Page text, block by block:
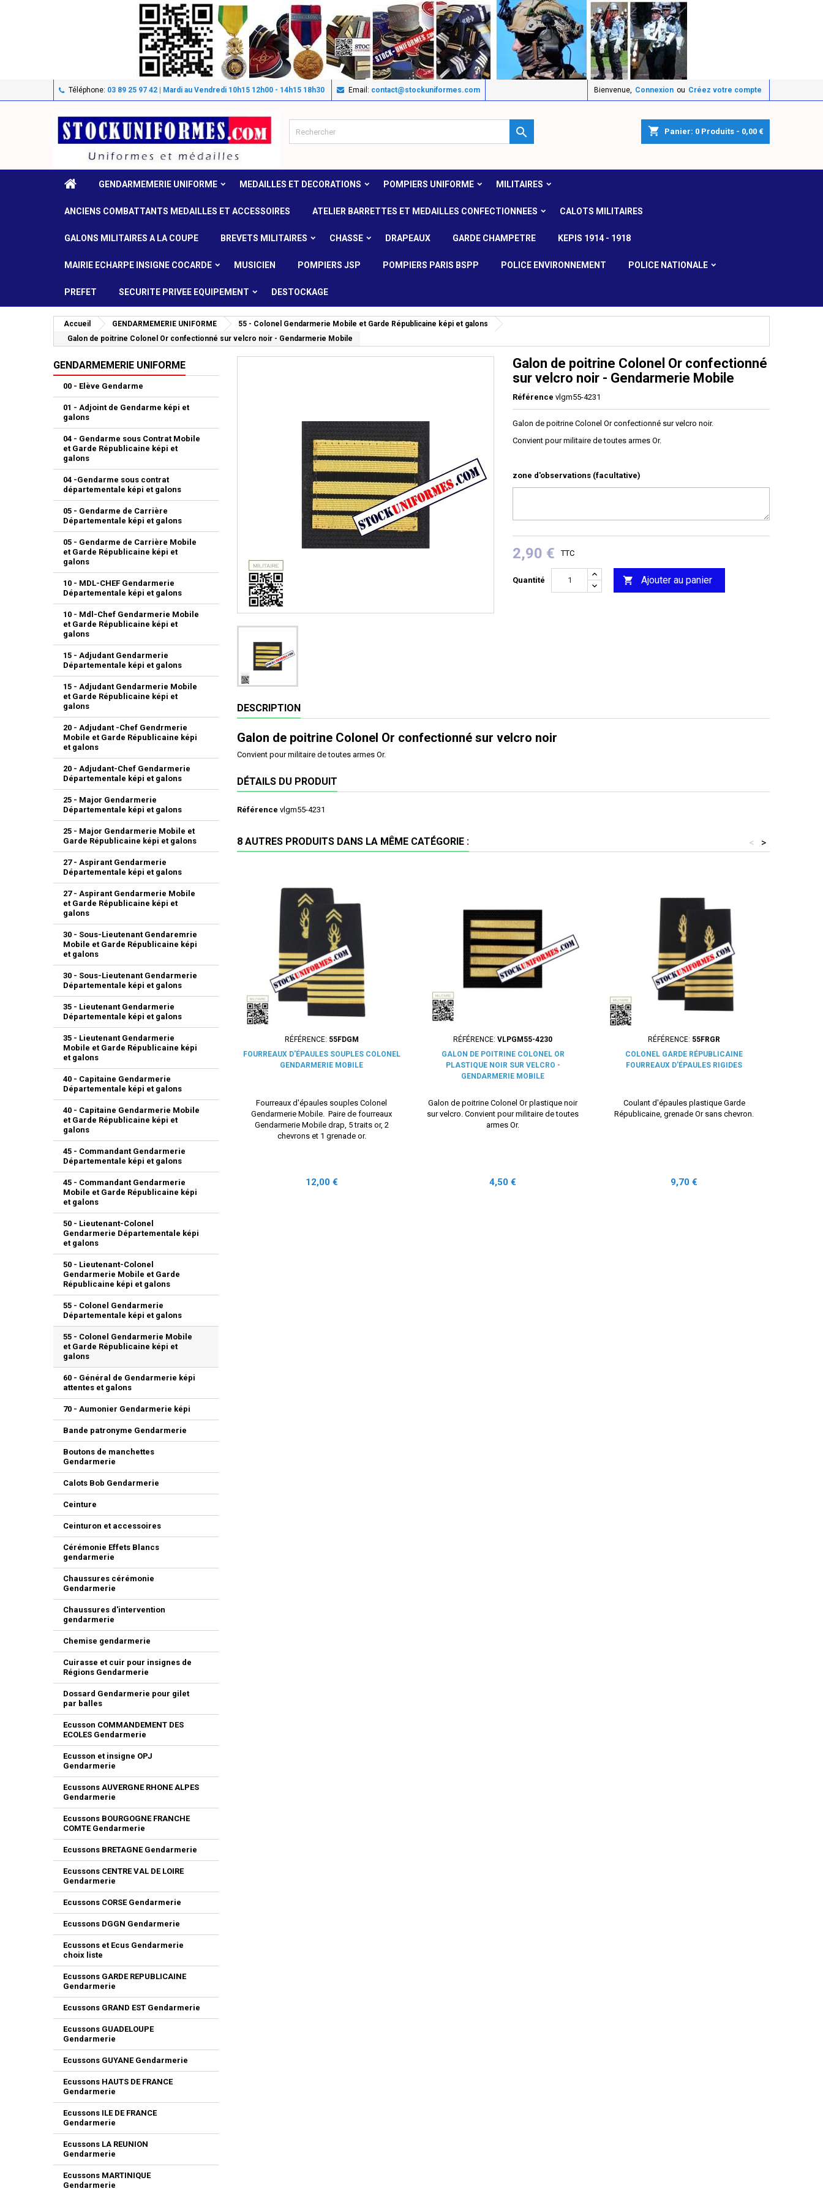
Téléphone: 03 89 25 97 42 | Mardi au Vendredi 10h15 12h00 - 14h15 18h30 Email: contact@stockuniformes.com Bienvenue, Connexion ou Créez votre compte
shopping_cart Panier: 0 Produits - 0,00 €

GENDARMEMERIE UNIFORME MEDAILLES ET DECORATIONS POMPIERS UNIFORME MILITAIRES
ANCIENS COMBATTANTS MEDAILLES ET ACCESSOIRES ATELIER BARRETTES ET MEDAILLES CONFECTIONNEES CALOTS MILITAIRES
GALONS MILITAIRES A LA COUPE BREVETS MILITAIRES CHASSE DRAPEAUX GARDE CHAMPETRE KEPIS 1914 - 1918
MAIRIE ECHARPE INSIGNE COCARDE MUSICIEN POMPIERS JSP POMPIERS PARIS BSPP POLICE ENVIRONNEMENT POLICE NATIONALE
PREFET SECURITE PRIVEE EQUIPEMENT DESTOCKAGE
Accueil GENDARMEMERIE UNIFORME
55 - Colonel Gendarmerie Mobile et Garde Républicaine képi et galons
Galon de poitrine Colonel Or confectionné sur velcro noir - Gendarmerie Mobile
GENDARMEMERIE UNIFORME
00 - Elève Gendarme
01 - Adjoint de Gendarme képi et
galons
04 - Gendarme sous Contrat Mobile
et Garde Républicaine képi et
galons
04 -Gendarme sous contrat
départementale képi et galons
05 - Gendarme de Carrière
Départementale képi et galons
05 - Gendarme de Carrière Mobile
et Garde Républicaine képi et
galons
10 - MDL-CHEF Gendarmerie
Départementale képi et galons
10 - Mdl-Chef Gendarmerie Mobile
et Garde Républicaine képi et
galons
15 - Adjudant Gendarmerie
Départementale képi et galons
15 - Adjudant Gendarmerie Mobile
et Garde Républicaine képi et
galons
20 - Adjudant -Chef Gendrmerie
Mobile et Garde Républicaine képi
et galons
20 - Adjudant-Chef Gendarmerie
Départementale képi et galons
25 - Major Gendarmerie
Départementale képi et galons
25 - Major Gendarmerie Mobile et
Garde Républicaine képi et galons
27 - Aspirant Gendarmerie
Départementale képi et galons
27 - Aspirant Gendarmerie Mobile
et Garde Républicaine képi et
galons
30 - Sous-Lieutenant Gendaremrie
Mobile et Garde Républicaine képi
et galons
30 - Sous-Lieutenant Gendarmerie
Départementale képi et galons
35 - Lieutenant Gendarmerie
Départementale képi et galons
35 - Lieutenant Gendarmerie
Mobile et Garde Républicaine képi
et galons
40 - Capitaine Gendarmerie
Départementale képi et galons
40 - Capitaine Gendarmerie Mobile
et Garde Républicaine képi et
galons
45 - Commandant Gendarmerie
Départementale képi et galons
45 - Commandant Gendarmerie
Mobile et Garde Républicaine képi
et galons
50 - Lieutenant-Colonel
Gendarmerie Départementale képi
et galons
50 - Lieutenant-Colonel
Gendarmerie Mobile et Garde
Républicaine képi et galons
55 - Colonel Gendarmerie
Départementale képi et galons
55 - Colonel Gendarmerie Mobile
et Garde Républicaine képi et
galons
60 - Général de Gendarmerie képi
attentes et galons
70 - Aumonier Gendarmerie képi
Bande patronyme Gendarmerie
Boutons de manchettes
Gendarmerie
Calots Bob Gendarmerie
Ceinture
Ceinturon et accessoires
Cérémonie Effets Blancs
gendarmerie
Chaussures cérémonie
Gendarmerie
Chaussures d'intervention
gendarmerie
Chemise gendarmerie
Cuirasse et cuir pour insignes de
Régions Gendarmerie
Dossard Gendarmerie pour gilet
par balles
Ecusson COMMANDEMENT DES
ECOLES Gendarmerie
Ecusson et insigne OPJ
Gendarmerie
Ecussons AUVERGNE RHONE ALPES
Gendarmerie
Ecussons BOURGOGNE FRANCHE
COMTE Gendarmerie
Ecussons BRETAGNE Gendarmerie
Ecussons CENTRE VAL DE LOIRE
Gendarmerie
Ecussons CORSE Gendarmerie
Ecussons DGGN Gendarmerie
Ecussons et Ecus Gendarmerie
choix liste
Ecussons GARDE REPUBLICAINE
Gendarmerie
Ecussons GRAND EST Gendarmerie
Ecussons GUADELOUPE
Gendarmerie
Ecussons GUYANE Gendarmerie
Ecussons HAUTS DE FRANCE
Gendarmerie
Ecussons ILE DE FRANCE
Gendarmerie
Ecussons LA REUNION
Gendarmerie
Ecussons MARTINIQUE
Gendarmerie
Galon de poitrine Colonel Or confectionné
sur velcro noir - Gendarmerie Mobile
Référence vlgm55-4231
Galon de poitrine Colonel Or confectionné sur velcro noir.
Convient pour militaire de toutes armes Or.
zone d'observations (facultative)
2,90 € TTC
Quantité  Ajouter au panier
DESCRIPTION
Galon de poitrine Colonel Or confectionné sur velcro noir
Convient pour militaire de toutes armes Or.
DÉTAILS DU PRODUIT
Référence vlgm55-4231
8 AUTRES PRODUITS DANS LA MÊME CATÉGORIE : >
<
RÉFÉRENCE: 55FDGM
FOURREAUX D'ÉPAULES SOUPLES COLONEL
GENDARMERIE MOBILE
Fourreaux d'épaules souples Colonel
Gendarmerie Mobile. Paire de fourreaux
Gendarmerie Mobile drap, 5 traits or, 2
chevrons et 1 grenade or.
Prix
12,00 €
RÉFÉRENCE: VLPGM55-4230
GALON DE POITRINE COLONEL OR
PLASTIQUE NOIR SUR VELCRO -
GENDARMERIE MOBILE
Galon de poitrine Colonel Or plastique noir
sur velcro. Convient pour militaire de toutes
armes Or.
Prix
4,50 €
RÉFÉRENCE: 55FRGR
COLONEL GARDE RÉPUBLICAINE
FOURREAUX D'ÉPAULES RIGIDES
Coulant d'épaules plastique Garde
Républicaine, grenade Or sans chevron.
Prix
9,70 €